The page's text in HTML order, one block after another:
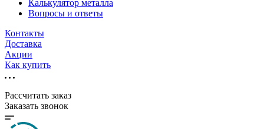
Калькулятор металла
Вопросы и ответы
Контакты
Доставка
Акции
Как купить
Рассчитать заказ
Заказать звонок